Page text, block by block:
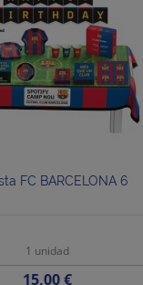
FC BARCELONA 6
1 unidad
Precio
15,00 €